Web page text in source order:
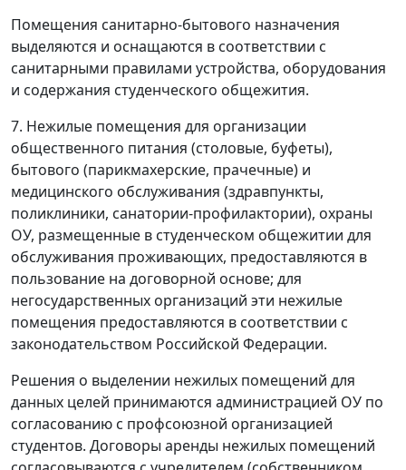
Помещения санитарно-бытового назначения
выделяются и оснащаются в соответствии с
санитарными правилами устройства, оборудования
и содержания студенческого общежития.
7. Нежилые помещения для организации
общественного питания (столовые, буфеты),
бытового (парикмахерские, прачечные) и
медицинского обслуживания (здравпункты,
поликлиники, санатории-профилактории), охраны
ОУ, размещенные в студенческом общежитии для
обслуживания проживающих, предоставляются в
пользование на договорной основе; для
негосударственных организаций эти нежилые
помещения предоставляются в соответствии с
законодательством Российской Федерации.
Решения о выделении нежилых помещений для
данных целей принимаются администрацией ОУ по
согласованию с профсоюзной организацией
студентов. Договоры аренды нежилых помещений